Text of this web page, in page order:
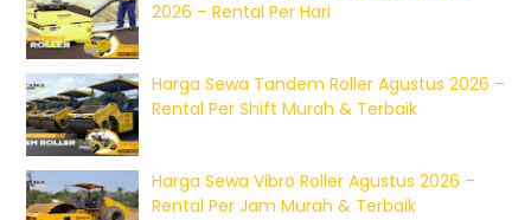
2026 – Rental Per Hari
Harga Sewa Tandem Roller Agustus 2026 –
Rental Per Shift Murah & Terbaik
Harga Sewa Vibro Roller Agustus 2026 –
Rental Per Jam Murah & Terbaik